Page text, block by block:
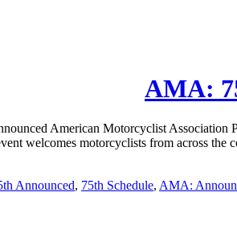
AMA:
American Motorcyclist Association
welcomes motorcyclists from across the
Announced, 75th Schedule, AMA: